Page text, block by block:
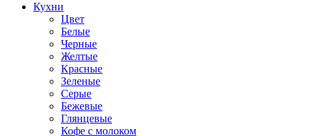
Кухни
Цвет
Белые
Черные
Желтые
Красные
Зеленые
Серые
Бежевые
Глянцевые
Кофе с молоком